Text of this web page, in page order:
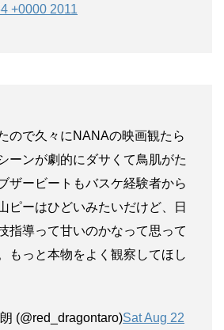
+0000 2011
ので久々にNANAの映画観たら
ーンが劇的にダサくて鳥肌がた
ザービートもバスケ経験者から
ピーはひどいみたいだけど、日
指導って甘いのかなって思って
もっと本物をよく観察してほし
(@red_dragontaro)Sat Aug 22